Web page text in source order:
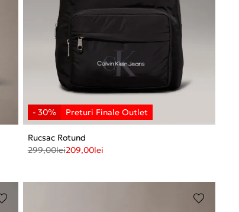
Rucsac Rotund
299,00lei209,00lei